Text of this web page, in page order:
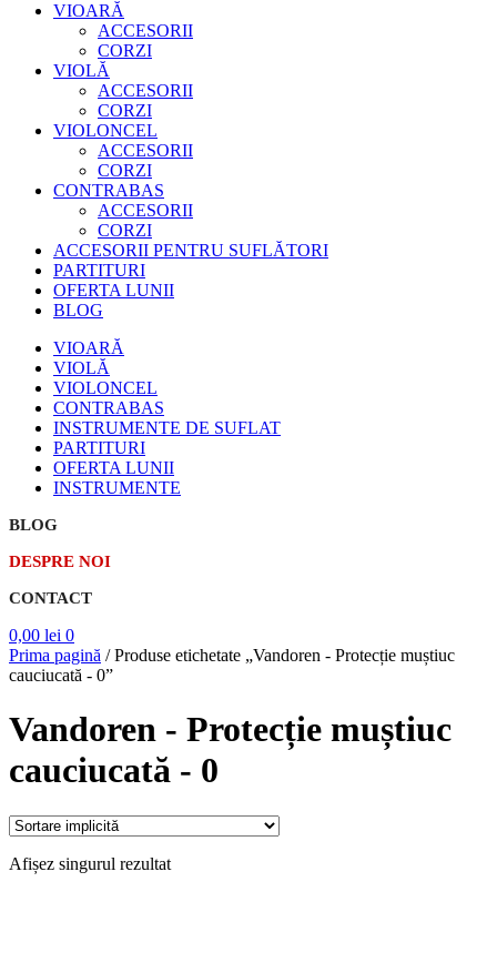
VIOARĂ
ACCESORII
CORZI
VIOLĂ
ACCESORII
CORZI
VIOLONCEL
ACCESORII
CORZI
CONTRABAS
ACCESORII
CORZI
ACCESORII PENTRU SUFLĂTORI
PARTITURI
OFERTA LUNII
BLOG
VIOARĂ
VIOLĂ
VIOLONCEL
CONTRABAS
INSTRUMENTE DE SUFLAT
PARTITURI
OFERTA LUNII
INSTRUMENTE
BLOG
DESPRE NOI
CONTACT
0,00 lei 0
Prima pagină /Produse etichetate „Vandoren - Protecție muștiuc
cauciucată - 0”
Vandoren - Protecție muștiuc
cauciucată - 0
Afișez singurul rezultat